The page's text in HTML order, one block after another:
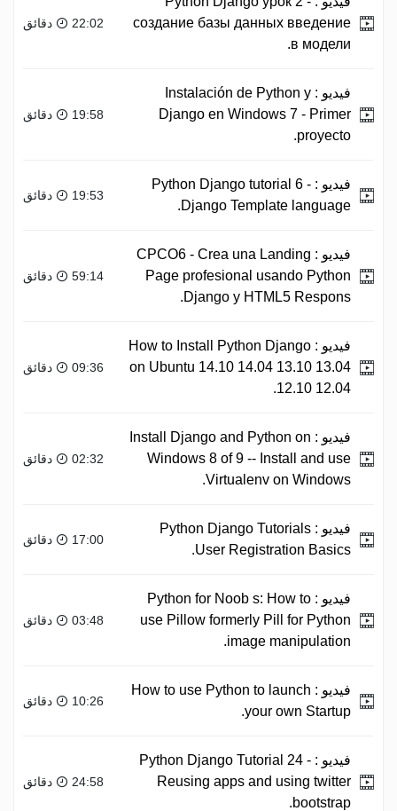
создание базы данных введение
в модели.
22:02 دقائق
فيديو : Instalación de Python y
Django en Windows 7 - Primer
proyecto.
19:58 دقائق
فيديو : Python Django tutorial 6 -
Django Template language.
19:53 دقائق
فيديو : CPCO6 - Crea una Landing
Page profesional usando Python
Django y HTML5 Respons.
59:14 دقائق
فيديو : How to Install Python Django
on Ubuntu 14.10 14.04 13.10 13.04
12.10 12.04.
09:36 دقائق
فيديو : Install Django and Python on
Windows 8 of 9 -- Install and use
Virtualenv on Windows.
02:32 دقائق
فيديو : Python Django Tutorials
User Registration Basics.
17:00 دقائق
فيديو : Python for Noob s: How to
use Pillow formerly Pill for Python
image manipulation.
03:48 دقائق
فيديو : How to use Python to launch
your own Startup.
10:26 دقائق
فيديو : Python Django Tutorial 24 -
Reusing apps and using twitter
bootstrap.
24:58 دقائق